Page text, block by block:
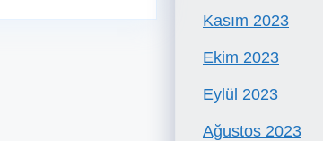
Kasım 2023
Ekim 2023
Eylül 2023
Ağustos 2023